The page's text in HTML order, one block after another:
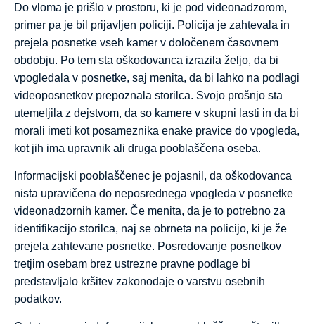
Do vloma je prišlo v prostoru, ki je pod videonadzorom,
primer pa je bil prijavljen policiji. Policija je zahtevala in
prejela posnetke vseh kamer v določenem časovnem
obdobju. Po tem sta oškodovanca izrazila željo, da bi
vpogledala v posnetke, saj menita, da bi lahko na podlagi
videoposnetkov prepoznala storilca. Svojo prošnjo sta
utemeljila z dejstvom, da so kamere v skupni lasti in da bi
morali imeti kot posameznika enake pravice do vpogleda,
kot jih ima upravnik ali druga pooblaščena oseba.
Informacijski pooblaščenec je pojasnil, da oškodovanca
nista upravičena do neposrednega vpogleda v posnetke
videonadzornih kamer. Če menita, da je to potrebno za
identifikacijo storilca, naj se obrneta na policijo, ki je že
prejela zahtevane posnetke. Posredovanje posnetkov
tretjim osebam brez ustrezne pravne podlage bi
predstavljalo kršitev zakonodaje o varstvu osebnih
podatkov.